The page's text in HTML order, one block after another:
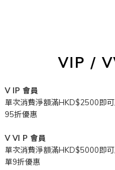
VIP /
V IP 會員
單次消費淨額滿HKD$2500即
95折優惠
V VI P 會員
單次消費淨額滿HKD$5000即
單9折優惠